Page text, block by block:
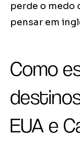
perde o medo
pensar em
Como
EUA e